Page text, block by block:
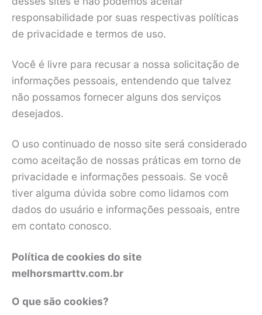
responsabilidade por suas respectivas políticas
de privacidade e termos de uso.
Você é livre para recusar a nossa solicitação de
informações pessoais, entendendo que talvez
não possamos fornecer alguns dos serviços
desejados.
O uso continuado de nosso site será considerado
como aceitação de nossas práticas em torno de
privacidade e informações pessoais. Se você
tiver alguma dúvida sobre como lidamos com
dados do usuário e informações pessoais, entre
em contato conosco.
Política de cookies do site
melhorsmarttv.com.br
O que são cookies?